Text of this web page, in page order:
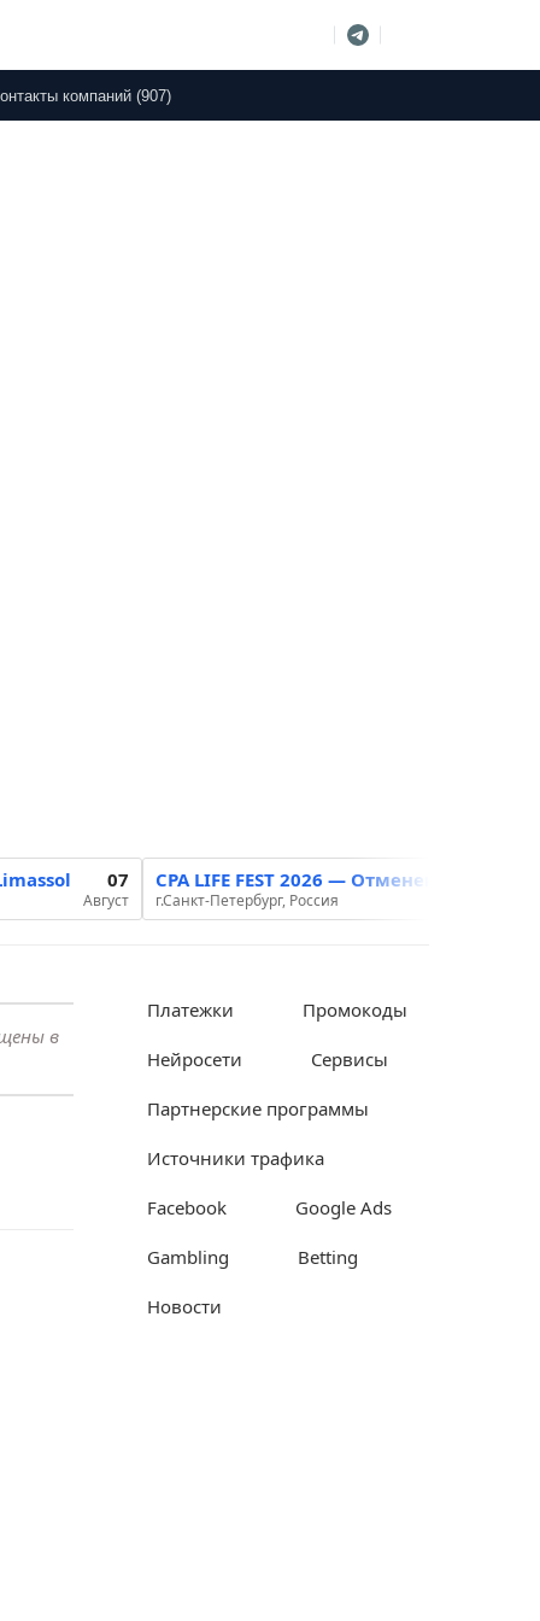
компаний (907)
07
Август
CPA LIFE FEST 2026 — Отменена
г.Санкт-Петербург, Россия
в
Платежки Промокоды
Нейросети Сервисы
Партнерские программы
Источники трафика
Facebook Google Ads
Gambling Betting
Новости